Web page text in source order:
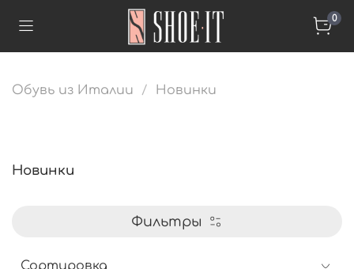
0
Обувь из Италии Новинки
Новинки
Фильтры